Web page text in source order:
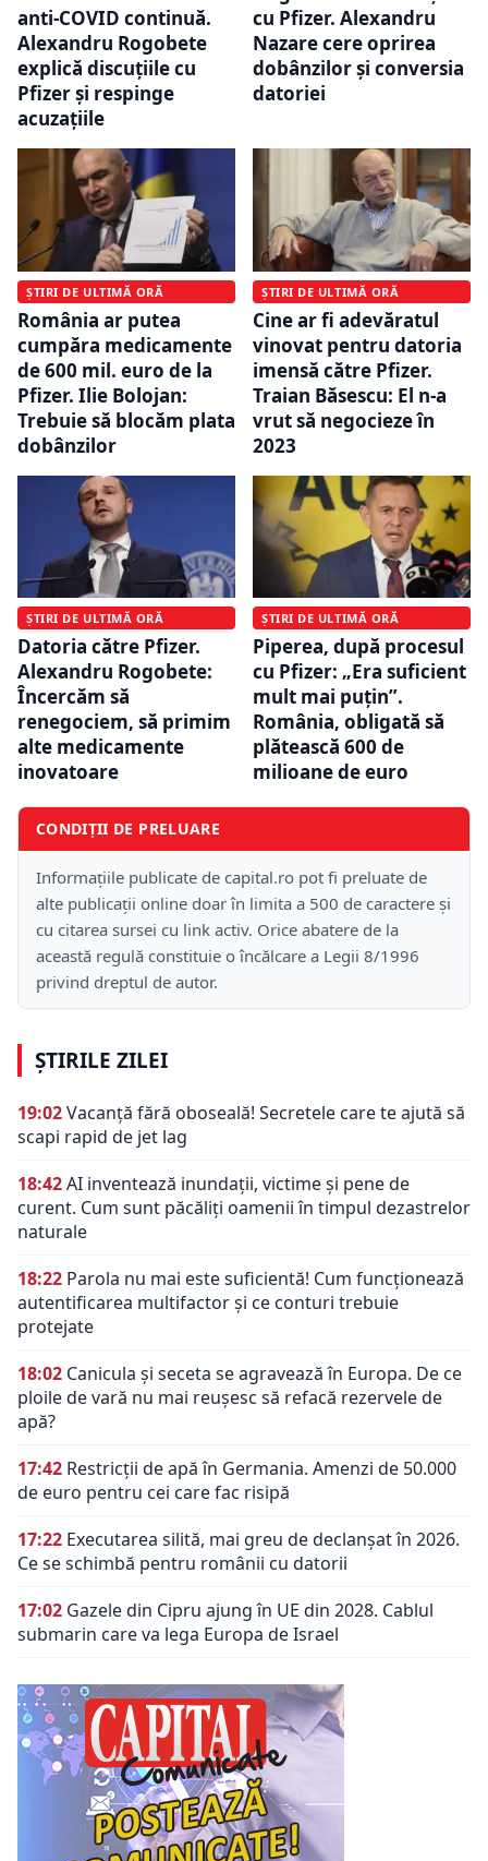
anti-COVID continuă.
Alexandru Rogobete
explică discuțiile cu
Pfizer și respinge
acuzațiile
cu Pfizer. Alexandru
Nazare cere oprirea
dobânzilor și conversia
datoriei
ȘTIRI DE ULTIMĂ ORĂ
România ar putea
cumpăra medicamente
de 600 mil. euro de la
Pfizer. Ilie Bolojan:
Trebuie să blocăm plata
dobânzilor
ȘTIRI DE ULTIMĂ ORĂ
Cine ar fi adevăratul
vinovat pentru datoria
imensă către Pfizer.
Traian Băsescu: El n-a
vrut să negocieze în
2023
ȘTIRI DE ULTIMĂ ORĂ
Datoria către Pfizer.
Alexandru Rogobete:
Încercăm să
renegociem, să primim
alte medicamente
inovatoare
ȘTIRI DE ULTIMĂ ORĂ
Piperea, după procesul
cu Pfizer: „Era suficient
mult mai puțin”.
România, obligată să
plătească 600 de
milioane de euro
CONDIȚII DE PRELUARE
Informațiile publicate de capital.ro pot fi preluate de
alte publicații online doar în limita a 500 de caractere și
cu citarea sursei cu link activ. Orice abatere de la
această regulă constituie o încălcare a Legii 8/1996
privind dreptul de autor.
ȘTIRILE ZILEI
19:02Vacanță fără oboseală! Secretele care te ajută să
scapi rapid de jet lag
18:42AI inventează inundații, victime și pene de
curent. Cum sunt păcăliți oamenii în timpul dezastrelor
naturale
18:22 Parola nu mai este suficientă! Cum funcționează
autentificarea multifactor și ce conturi trebuie
protejate
18:02 Canicula și seceta se agravează în Europa. De ce
ploile de vară nu mai reușesc să refacă rezervele de
apă?
17:42 Restricții de apă în Germania. Amenzi de 50.000
de euro pentru cei care fac risipă
17:22 Executarea silită, mai greu de declanșat în 2026.
Ce se schimbă pentru românii cu datorii
17:02 Gazele din Cipru ajung în UE din 2028. Cablul
submarin care va lega Europa de Israel